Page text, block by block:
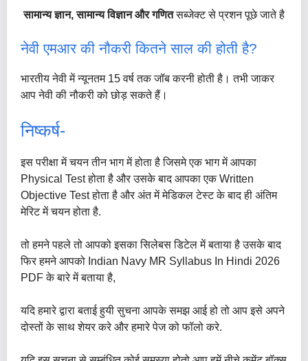
सामान्य ज्ञान, सामान्य विज्ञान और गणितसब्जेक्ट से प्रशन पूछे जाते है
नेवी एमआर की नौकरी कितने साल की होती है?
भारतीय नेवी में न्यूनतम 15 वर्ष तक जॉब करनी होती है। तभी जाकर
आप नेवी की नौकरी को छोड़ सकते हैं।
निष्कर्ष-
इस परीक्षा में चयन तीन भाग में होता है जिसमे एक भाग में आपका
Physical Test होता है और उसके बाद आपका एक Written
Objective Test होता है और अंत में मेडिकल टेस्ट के बाद ही अंतिम
मेरिट में चयन होता है.
तो हमने पहले तो आपको इसका सिलेबस डिटेल में बताया है उसके बाद
फिर हमने आपको Indian Navy MR Syllabus In Hindi 2026
PDF के बारे में बताया है,
यदि हमारे द्वारा बताई हुयी सुचना आपके समझ आई हो तो आप इसे अपने
दोस्तों के साथ शेयर करे और हमारे पेज को फॉलो करे.